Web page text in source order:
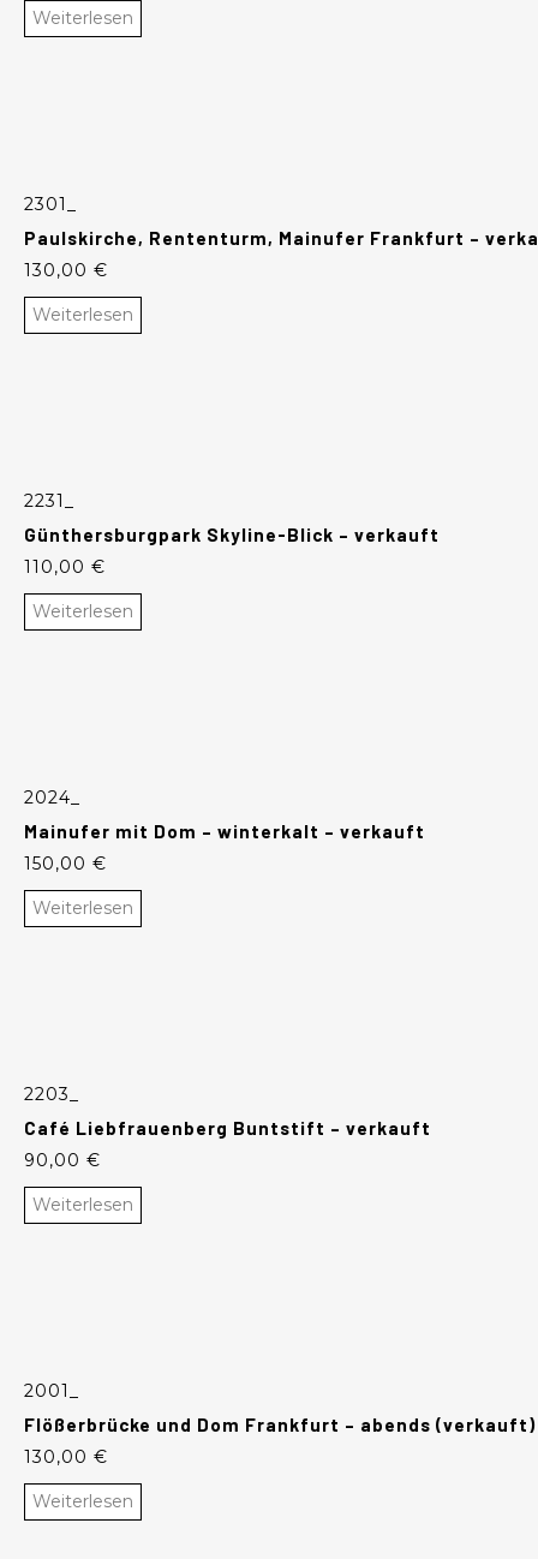
Weiterlesen
2301_
Paulskirche, Rententurm, Mainufer Frankfurt –
130,00 €
Weiterlesen
2231_
Günthersburgpark Skyline-Blick – verkauft
110,00 €
Weiterlesen
2024_
Mainufer mit Dom – winterkalt – verkauft
150,00 €
Weiterlesen
2203_
Café Liebfrauenberg Buntstift – verkauft
90,00 €
Weiterlesen
2001_
Flößerbrücke und Dom Frankfurt – abends (verkauft)
130,00 €
Weiterlesen